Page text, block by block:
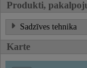
Produkti,
Sadzīves tehnika
Karte